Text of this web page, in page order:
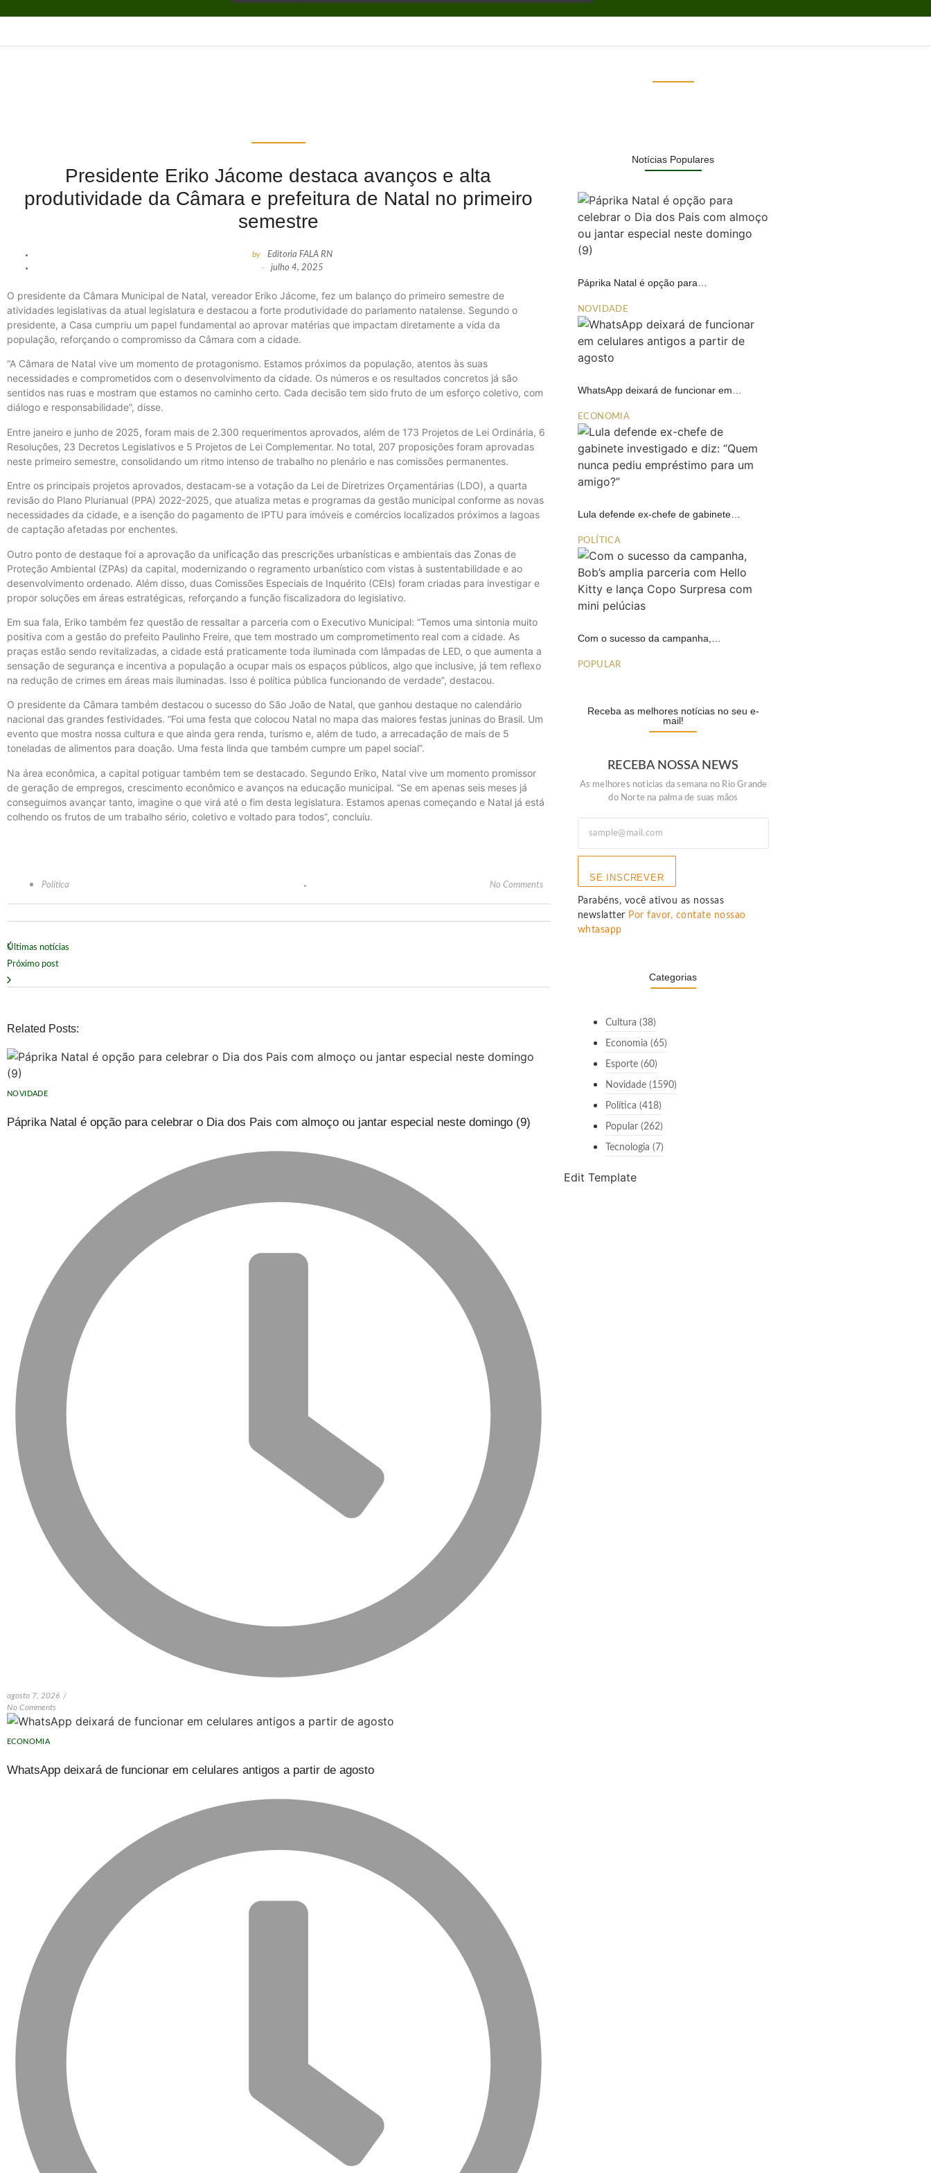
Presidente Eriko Jácome destaca avanços e alta
produtividade da Câmara e prefeitura de Natal no primeiro
semestre
by Editoria FALA RN
- julho 4, 2025
O presidente da Câmara Municipal de Natal, vereador Eriko Jácome, fez um balanço do primeiro semestre de
atividades legislativas da atual legislatura e destacou a forte produtividade do parlamento natalense. Segundo o
presidente, a Casa cumpriu um papel fundamental ao aprovar matérias que impactam diretamente a vida da
população, reforçando o compromisso da Câmara com a cidade.
“A Câmara de Natal vive um momento de protagonismo. Estamos próximos da população, atentos às suas
necessidades e comprometidos com o desenvolvimento da cidade. Os números e os resultados concretos já são
sentidos nas ruas e mostram que estamos no caminho certo. Cada decisão tem sido fruto de um esforço coletivo, com
diálogo e responsabilidade”, disse.
Entre janeiro e junho de 2025, foram mais de 2.300 requerimentos aprovados, além de 173 Projetos de Lei Ordinária, 6
Resoluções, 23 Decretos Legislativos e 5 Projetos de Lei Complementar. No total, 207 proposições foram aprovadas
neste primeiro semestre, consolidando um ritmo intenso de trabalho no plenário e nas comissões permanentes.
Entre os principais projetos aprovados, destacam-se a votação da Lei de Diretrizes Orçamentárias (LDO), a quarta
revisão do Plano Plurianual (PPA) 2022-2025, que atualiza metas e programas da gestão municipal conforme as novas
necessidades da cidade, e a isenção do pagamento de IPTU para imóveis e comércios localizados próximos a lagoas
de captação afetadas por enchentes.
Outro ponto de destaque foi a aprovação da unificação das prescrições urbanísticas e ambientais das Zonas de
Proteção Ambiental (ZPAs) da capital, modernizando o regramento urbanístico com vistas à sustentabilidade e ao
desenvolvimento ordenado. Além disso, duas Comissões Especiais de Inquérito (CEIs) foram criadas para investigar e
propor soluções em áreas estratégicas, reforçando a função fiscalizadora do legislativo.
Em sua fala, Eriko também fez questão de ressaltar a parceria com o Executivo Municipal: “Temos uma sintonia muito
positiva com a gestão do prefeito Paulinho Freire, que tem mostrado um comprometimento real com a cidade. As
praças estão sendo revitalizadas, a cidade está praticamente toda iluminada com lâmpadas de LED, o que aumenta a
sensação de segurança e incentiva a população a ocupar mais os espaços públicos, algo que inclusive, já tem reflexo
na redução de crimes em áreas mais iluminadas. Isso é política pública funcionando de verdade”, destacou.
O presidente da Câmara também destacou o sucesso do São João de Natal, que ganhou destaque no calendário
nacional das grandes festividades. “Foi uma festa que colocou Natal no mapa das maiores festas juninas do Brasil. Um
evento que mostra nossa cultura e que ainda gera renda, turismo e, além de tudo, a arrecadação de mais de 5
toneladas de alimentos para doação. Uma festa linda que também cumpre um papel social”.
Na área econômica, a capital potiguar também tem se destacado. Segundo Eriko, Natal vive um momento promissor
de geração de empregos, crescimento econômico e avanços na educação municipal. “Se em apenas seis meses já
conseguimos avançar tanto, imagine o que virá até o fim desta legislatura. Estamos apenas começando e Natal já está
colhendo os frutos de um trabalho sério, coletivo e voltado para todos”, concluiu.
Política No Comments
Últimas notícias
Próximo post
Related Posts:
NOVIDADE
Páprika Natal é opção para celebrar o Dia dos Pais com almoço ou jantar especial neste domingo (9)
agosto 7, 2026 /
No Comments
ECONOMIA
WhatsApp deixará de funcionar em celulares antigos a partir de agosto
Notícias Populares
Páprika Natal é opção para…
NOVIDADE
WhatsApp deixará de funcionar em…
ECONOMIA
Lula defende ex-chefe de gabinete…
POLÍTICA
Com o sucesso da campanha,…
POPULAR
Receba as melhores notícias no seu e-
mail!
RECEBA NOSSA NEWS
As melhores noticias da semana no Rio Grande
do Norte na palma de suas mãos
SE INSCREVER
Parabéns, você ativou as nossas
newslatter Por favor, contate nossao
whtasapp
Categorias
Cultura (38)
Economia (65)
Esporte(60)
Novidade(1590)
Política (418)
Popular(262)
Tecnologia (7)
Edit Template